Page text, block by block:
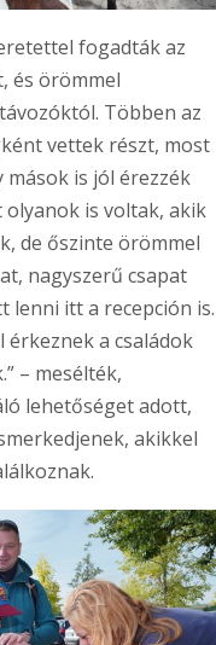
fogadták az
és örömmel
Többen az
vettek részt, most
is jól érezzék
is voltak, akik
de őszinte örömmel
nagyszerű csapat
lenni itt a recepción is.
érkeznek a családok
– mesélték,
lehetőséget adott,
akikkel